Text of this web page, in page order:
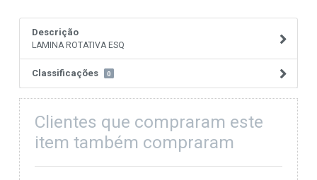
Descrição
LAMINA ROTATIVA ESQ
Classificações 0
Clientes que compraram este
item também compraram